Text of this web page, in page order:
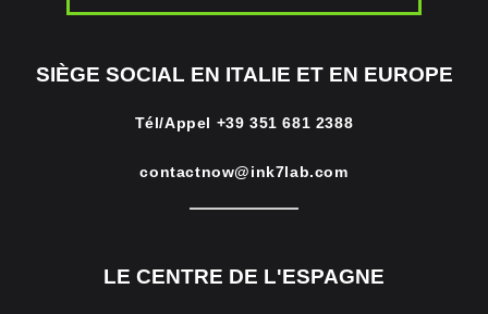
SIÈGE SOCIAL EN ITALIE ET EN EUROPE
Tél/Appel +39 351 681 2388
contactnow@ink7lab.com
LE CENTRE DE L'ESPAGNE